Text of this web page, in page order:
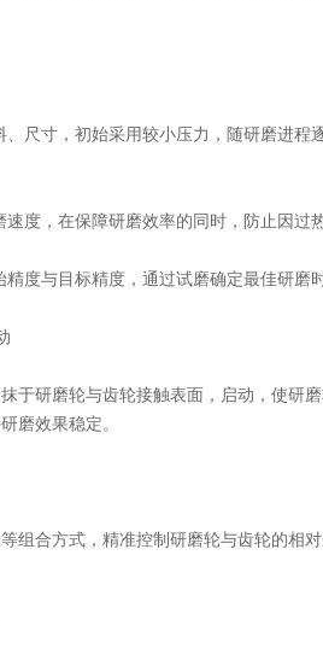
寸，初始采用较小压力，随研磨进程
，在保障研磨效率的同时，防止因过
与目标精度，通过试磨确定最佳研磨时
研磨轮与齿轮接触表面，启动，使研
磨效果稳定。
合方式，精准控制研磨轮与齿轮的相